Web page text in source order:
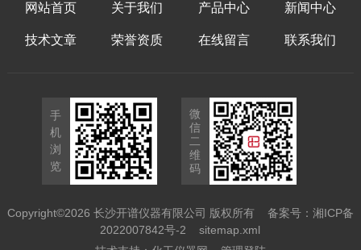
未正确安装的冻干机绝对禁止启动使用。②未
经指定的人员操作。冻干机操作需掌握设备原
网站首页 关于我们 产品中心 新闻中心
技术文章 荣誉资质 在线留言 联系我们
手
机
浏
览
微
信
二
维
码
Copyright©2026 长沙开谱仪器有限公司 版权所有 备案号：湘ICP备
2022007842号-2
sitemap.xml